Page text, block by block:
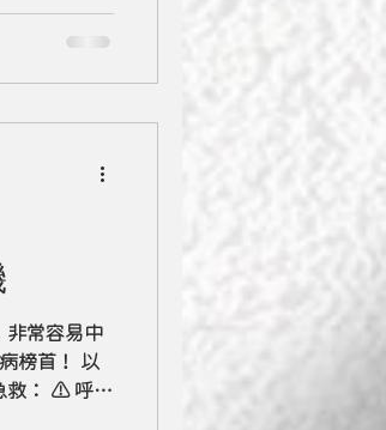
常容易中
榜首！ 以
救： ⚠️ 呼吸